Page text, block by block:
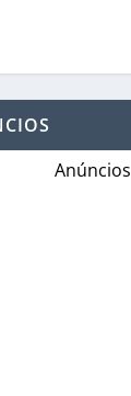
Anúncios